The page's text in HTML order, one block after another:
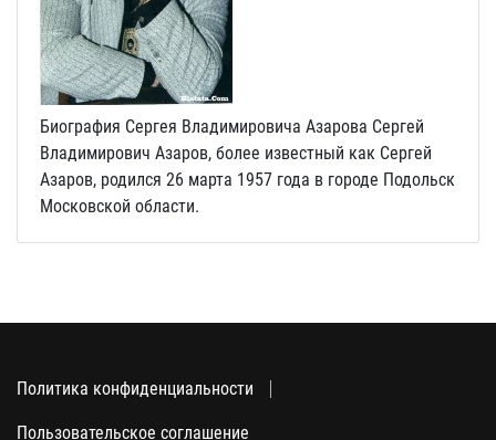
Биография Сергея Владимировича Азарова Сергей
Владимирович Азаров, более известный как Сергей
Азаров, родился 26 марта 1957 года в городе Подольск
Московской области.
Политика конфиденциальности
Пользовательское соглашение